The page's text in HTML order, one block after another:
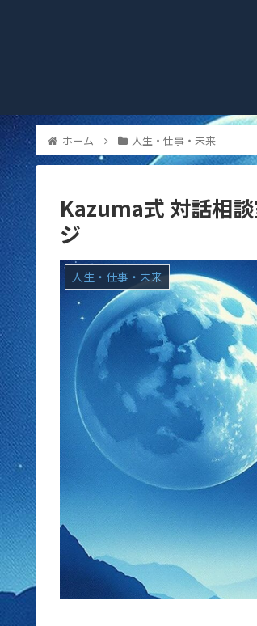
ホーム 人生・仕事・未来
Kazuma式 対話相
ジ
人生・仕事・未来